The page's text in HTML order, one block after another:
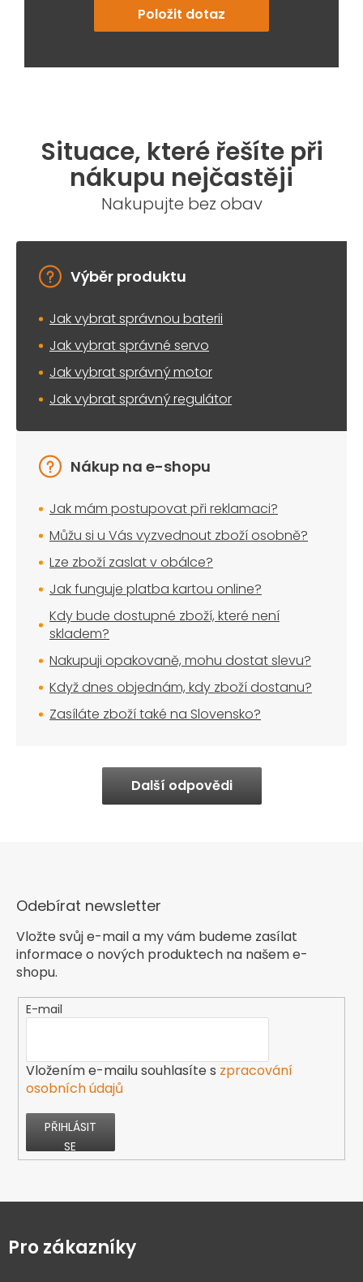
Položit dotaz
Situace, které řešíte při
nákupu nejčastěji
Nakupujte bez obav
Výběr produktu
Jak vybrat správnou baterii
Jak vybrat správné servo
Jak vybrat správný motor
Jak vybrat správný regulátor
Nákup na e-shopu
Jak mám postupovat při reklamaci?
Můžu si u Vás vyzvednout zboží osobně?
Lze zboží zaslat v obálce?
Jak funguje platba kartou online?
Kdy bude dostupné zboží, které není
skladem?
Nakupuji opakovaně, mohu dostat slevu?
Když dnes objednám, kdy zboží dostanu?
Zasíláte zboží také na Slovensko?
Další odpovědi
Odebírat newsletter
Vložte svůj e-mail a my vám budeme zasílat
informace o nových produktech na našem e-
shopu.
E-mail
Vložením e-mailu souhlasíte s zpracování
osobních údajů
PŘIHLÁSIT
SE
pPro zákazníky